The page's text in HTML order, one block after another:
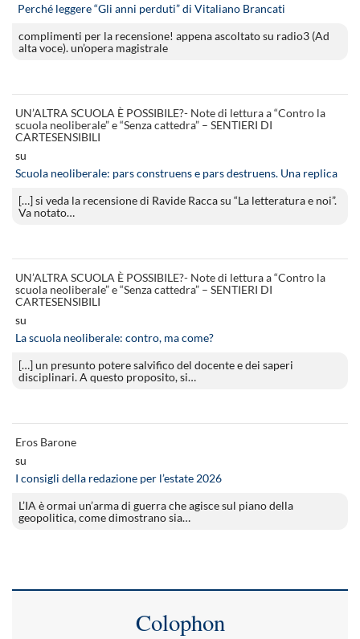
Perché leggere “Gli anni perduti” di Vitaliano Brancati
complimenti per la recensione! appena ascoltato su radio3 (Ad
alta voce). un’opera magistrale
UN’ALTRA SCUOLA È POSSIBILE?- Note di lettura a “Contro la
scuola neoliberale” e “Senza cattedra” – SENTIERI DI
CARTESENSIBILI
su
Scuola neoliberale: pars construens e pars destruens. Una replica
[…] si veda la recensione di Ravide Racca su “La letteratura e noi”.
Va notato…
UN’ALTRA SCUOLA È POSSIBILE?- Note di lettura a “Contro la
scuola neoliberale” e “Senza cattedra” – SENTIERI DI
CARTESENSIBILI
su
La scuola neoliberale: contro, ma come?
[…] un presunto potere salvifico del docente e dei saperi
disciplinari. A questo proposito, si…
Eros Barone
su
I consigli della redazione per l’estate 2026
L’IA è ormai un’arma di guerra che agisce sul piano della
geopolitica, come dimostrano sia…
Colophon